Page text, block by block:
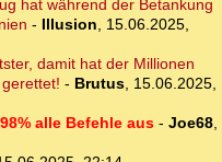
hat während der Betankung
- Illusion, 15.06.2025,
damit hat der Millionen
- Brutus, 15.06.2025,
alle Befehle aus- Joe68,